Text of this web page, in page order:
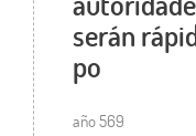
serán
po
año 569